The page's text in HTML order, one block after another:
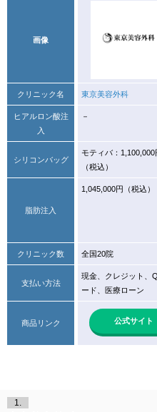
画像
クリニック名 東京美容外科
ヒアルロン酸注
入
－
シリコンバッグ
モティバ：1,100,000
（税込）
脂肪注入
1,045,000円（税込）
クリニック数 全国20院
支払い方法
現金、クレジット、
ード、医療ローン
商品リンク 公式サイト
1.